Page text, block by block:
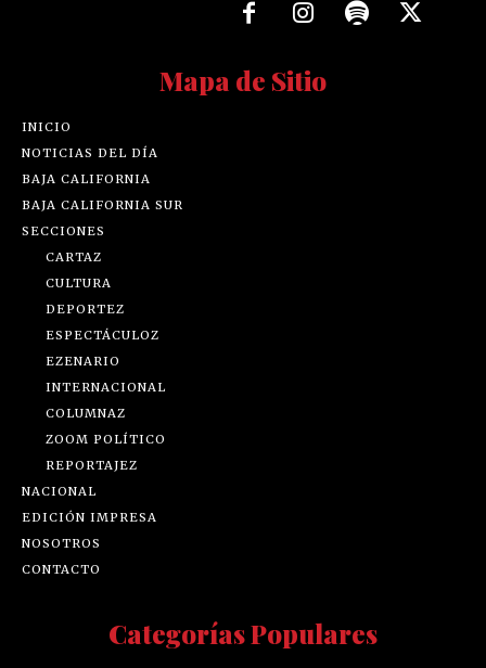
Mapa de Sitio
INICIO
NOTICIAS DEL DÍA
BAJA CALIFORNIA
BAJA CALIFORNIA SUR
SECCIONES
CARTAZ
CULTURA
DEPORTEZ
ESPECTÁCULOZ
EZENARIO
INTERNACIONAL
COLUMNAZ
ZOOM POLÍTICO
REPORTAJEZ
NACIONAL
EDICIÓN IMPRESA
NOSOTROS
CONTACTO
Categorías Populares